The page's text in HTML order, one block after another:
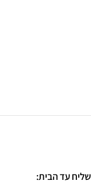
שליח עד הבית: